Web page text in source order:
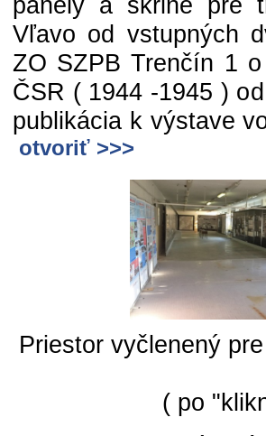
Vľavo od vstupných
ZO SZPB Trenčín 1
ČSR ( 1944 -1945 )
publikácia k výstave
otvoriť >>>
Priestor vyčlenený
( po